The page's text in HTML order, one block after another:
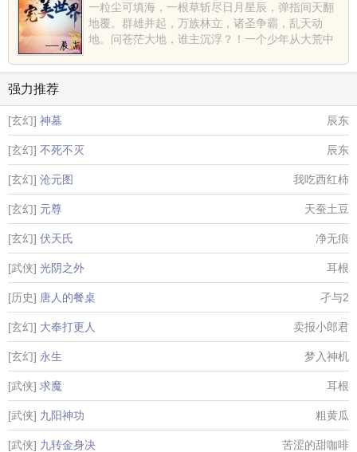
一粒尘可填海，一根草斩尽日月星辰，弹指间天翻
地覆。群雄并起，万族林立，诸圣争霸，乱天动
地。问苍茫大地，谁主沉浮？！一个少年从大荒中
强力推荐
[玄幻] 神墓 辰东
[玄幻] 不死不灭 辰东
[玄幻] 沧元图 我吃西红柿
[玄幻] 元尊 天蚕土豆
[玄幻] 伏天氏 净无痕
[武侠] 光阴之外 耳根
[历史] 唐人的餐桌 孑与2
[玄幻] 大奉打更人 卖报小郎君
[玄幻] 永生 梦入神机
[武侠] 求魔 耳根
[武侠] 九阳神功 粗黄瓜
[武侠] 九转金身决 苦涩的甜咖啡